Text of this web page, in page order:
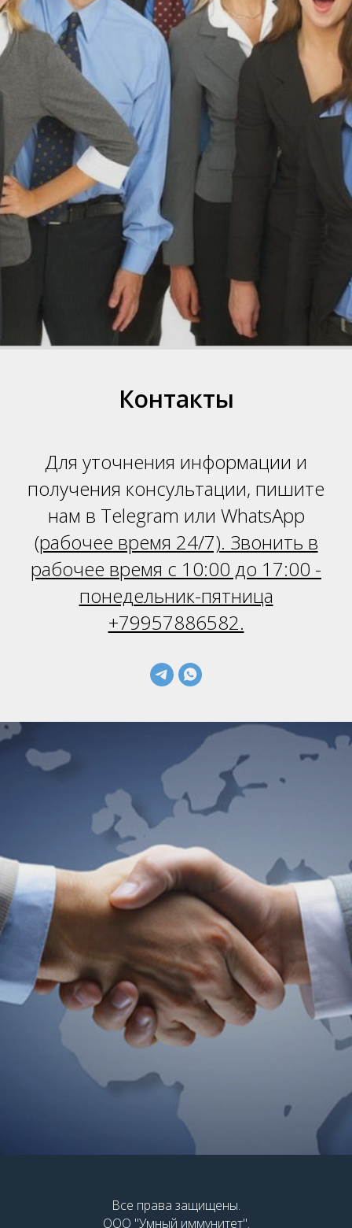
Контакты
Для уточнения информации и
получения консультации, пишите
нам в Telegram или WhatsApp
(рабочее время 24/7). Звонить в
рабочее время с 10:00 до 17:00 -
понедельник-пятница
+79957886582.
Все права защищены.
ООО "Умный иммунитет".